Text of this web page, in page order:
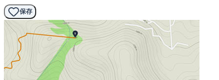
保存